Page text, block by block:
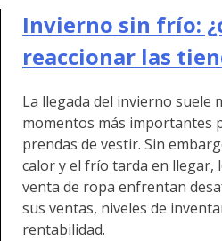
Invierno sin frío:
reaccionar las
La llegada del invierno suele
momentos más importantes
prendas de vestir. Sin
calor y el frío tarda en llegar,
venta de ropa enfrentan
sus ventas, niveles de
rentabilidad.